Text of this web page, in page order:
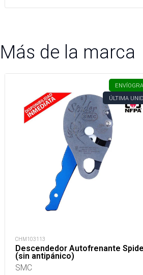
Más de la marca
ENVÍO
ÚLTIMA
CHM103113
Descendedor Autofrenante
(sin antipánico)
SMC